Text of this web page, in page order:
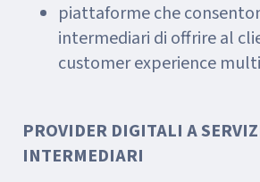
piattaforme che
intermediari di offrire al
customer experience
PROVIDER DIGITALI A
INTERMEDIARI